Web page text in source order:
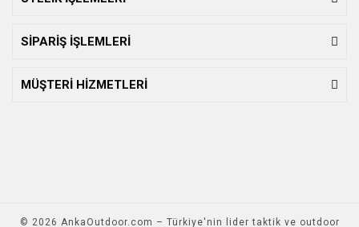
SİPARİŞ İŞLEMLERİ
MÜŞTERİ HİZMETLERİ
© 2026 AnkaOutdoor.com – Türkiye'nin lider taktik ve outdoor